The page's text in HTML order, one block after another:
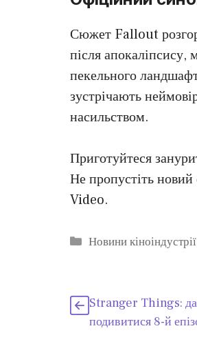
Сюжет Fallout
після
пекельного
зустрічають
насильством.
Приготуйтеся
Не пропустіть
Video.
Категорії
Новини кіноіндустрії
Stranger Things:
подивитися 8-й